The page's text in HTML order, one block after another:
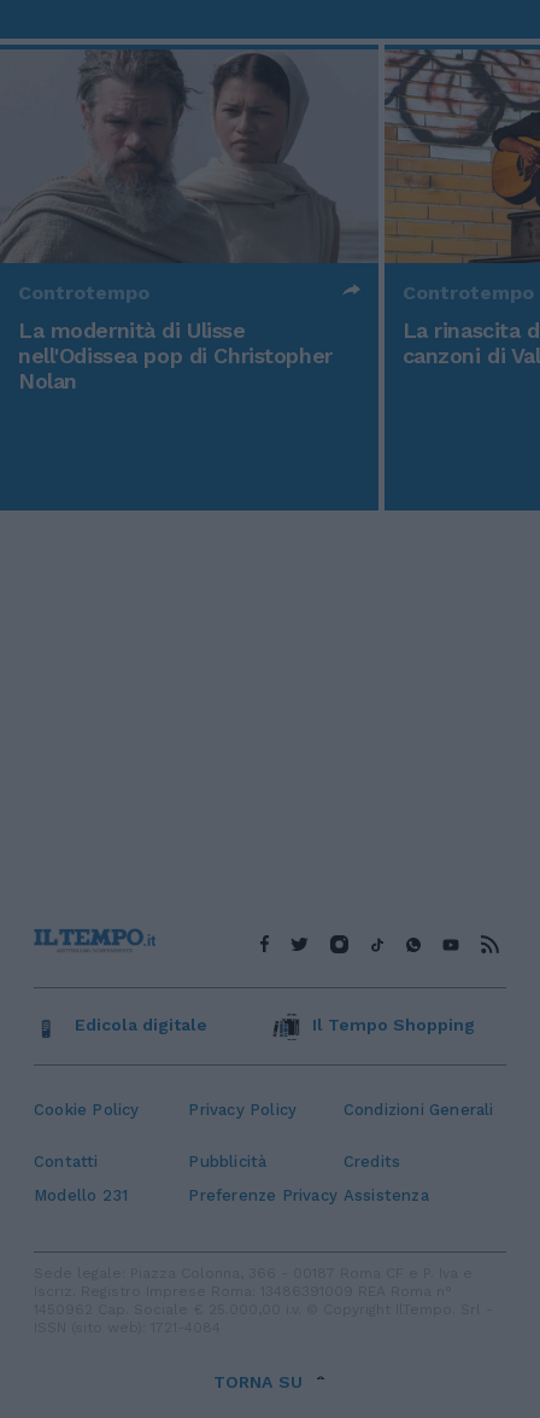
Controtempo
La modernità di Ulisse
nell'Odissea pop di Christopher
Nolan
Controtempo
La rinascita
canzoni di
Cookie Policy Privacy Policy Condizioni Generali
Contatti Pubblicità
Credits
Modello 231
Preferenze Privacy Assistenza
Edicola digitale Il Tempo Shopping
TORNA SU